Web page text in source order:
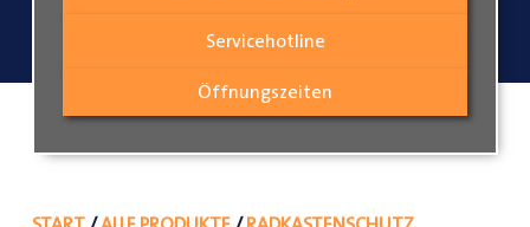
Servicehotline
Öffnungszeiten